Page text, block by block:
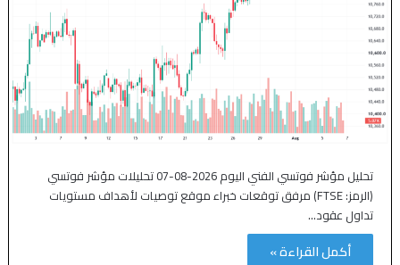
تحليل مؤشر فوتسي الفني اليوم 2026-08-07 تحليلات مؤشر فوتسي
(الرمز: FTSE) مرفق توقعات خبراء موقع توصيات لأهداف مستويات
تداول عقود…
أكمل القراءة »